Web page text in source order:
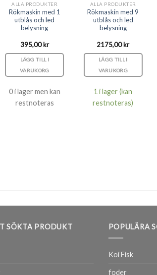
ALLA PRODUKTER
Rökmaskin med 1
utblås och led
belysning
395,00kr
LÄGG TILL I
VARUKORG
0 i lager men kan
restnoteras
ALLA PRODUKTER
Rökmaskin med 9
utblås och led
belysning
2175,00kr
LÄGG TILL I
VARUKORG
1 i lager (kan
restnoteras)
SÖKTA PRODUKT POPULÄRA
Koi Fisk
foder